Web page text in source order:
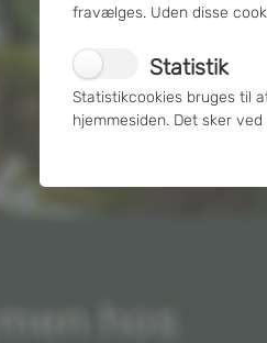
fravælges. Uden disse
Statistik
Statistikcookies bruges til
hjemmesiden. Det sker